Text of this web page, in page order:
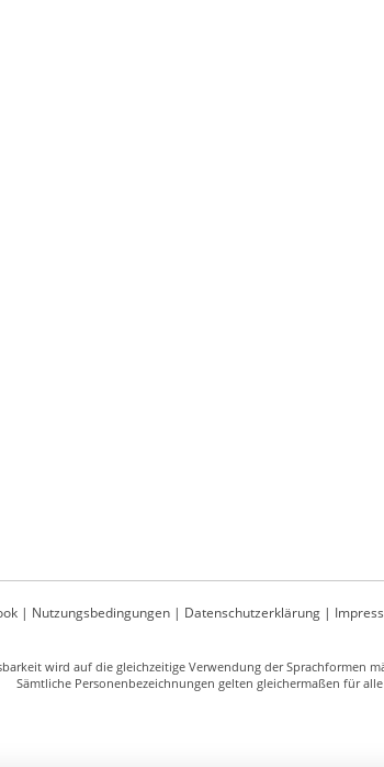
| Nutzungsbedingungen| Datenschutzerklärung|
wird auf die gleichzeitige Verwendung der Sprachformen
Sämtliche Personenbezeichnungen gelten gleichermaßen für alle